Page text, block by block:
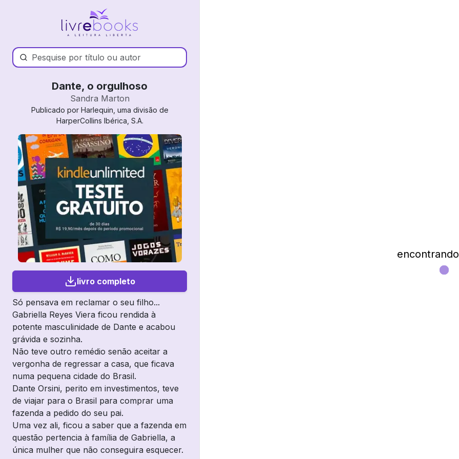
Dante, o orgulhoso
Sandra Marton
Publicado por Harlequin, uma divisão de
HarperCollins Ibérica, S.A.
livro completo
Só pensava em reclamar o seu filho...
Gabriella Reyes Viera ficou rendida à
potente masculinidade de Dante e acabou
grávida e sozinha.
Não teve outro remédio senão aceitar a
vergonha de regressar a casa, que ficava
numa pequena cidade do Brasil.
Dante Orsini, perito em investimentos, teve
de viajar para o Brasil para comprar uma
fazenda a pedido do seu pai.
Uma vez ali, ficou a saber que a fazenda em
questão pertencia à família de Gabriella, a
única mulher que não conseguira esquecer.